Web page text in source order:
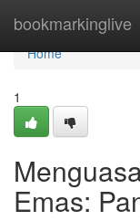
bookmarkinglive
Home
Home
1
Emas: